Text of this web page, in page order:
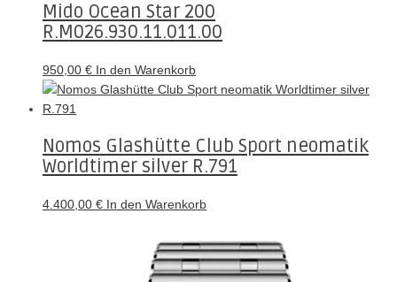
Mido Ocean Star 200
R.M026.930.11.011.00
950,00 € In den Warenkorb
Nomos Glashütte Club Sport neomatik
Worldtimer silver R.791
4.400,00 € In den Warenkorb